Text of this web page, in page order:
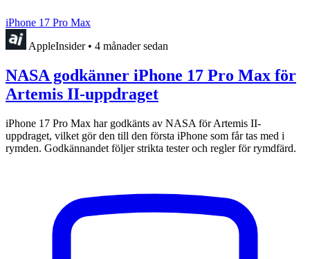
iPhone 17 Pro Max
AppleInsider • 4 månader sedan
NASA godkänner iPhone 17 Pro Max för
Artemis II-uppdraget
iPhone 17 Pro Max har godkänts av NASA för Artemis II-
uppdraget, vilket gör den till den första iPhone som får tas med i
rymden. Godkännandet följer strikta tester och regler för rymdfärd.